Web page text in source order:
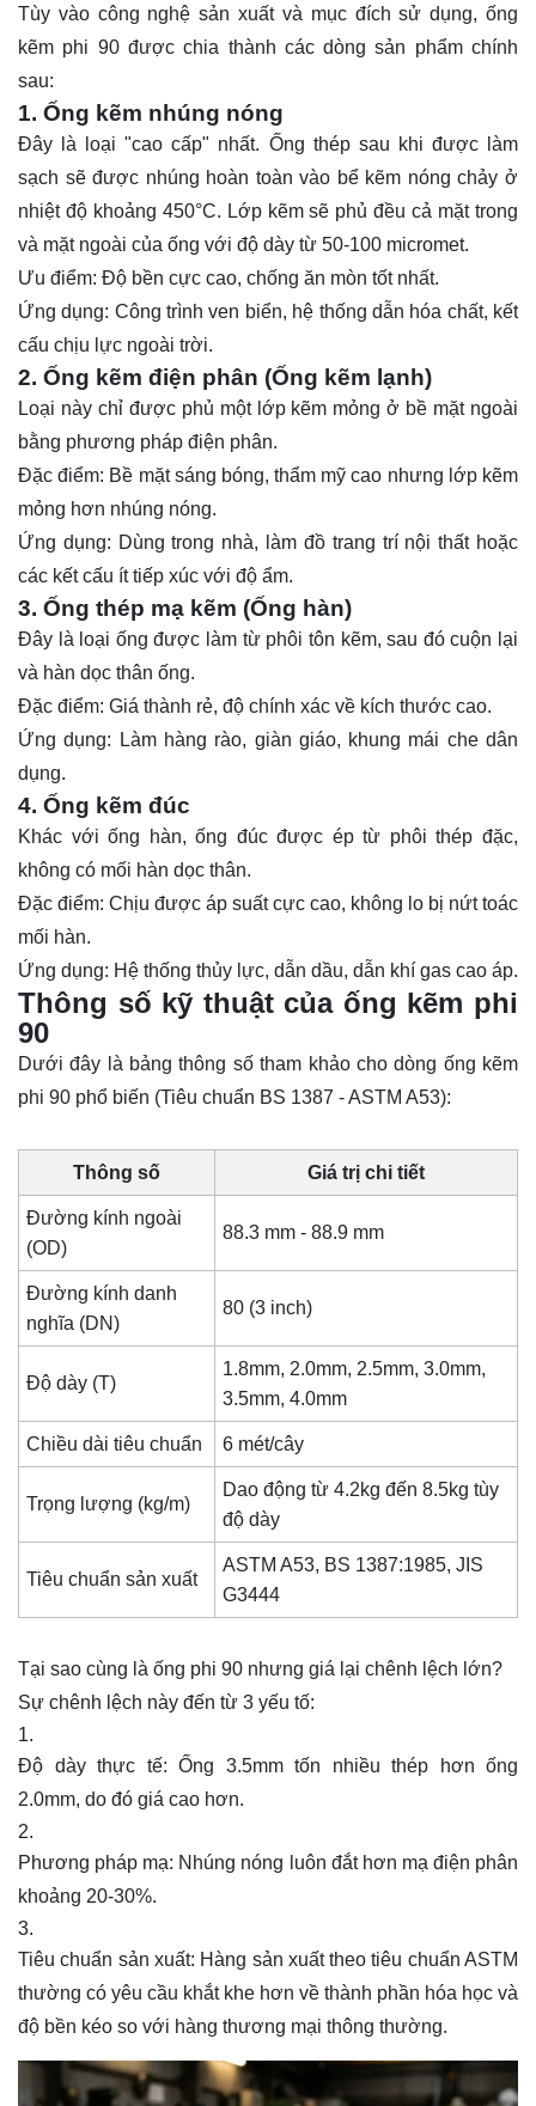
Tùy vào công nghệ sản xuất và mục đích sử dụng, ống
kẽm phi 90 được chia thành các dòng sản phẩm chính
sau:
1. Ống kẽm nhúng nóng
Đây là loại "cao cấp" nhất. Ống thép sau khi được làm
sạch sẽ được nhúng hoàn toàn vào bể kẽm nóng chảy ở
nhiệt độ khoảng 450°C. Lớp kẽm sẽ phủ đều cả mặt trong
và mặt ngoài của ống với độ dày từ 50-100 micromet.
Ưu điểm: Độ bền cực cao, chống ăn mòn tốt nhất.
Ứng dụng: Công trình ven biển, hệ thống dẫn hóa chất, kết
cấu chịu lực ngoài trời.
2. Ống kẽm điện phân (Ống kẽm lạnh)
Loại này chỉ được phủ một lớp kẽm mỏng ở bề mặt ngoài
bằng phương pháp điện phân.
Đặc điểm: Bề mặt sáng bóng, thẩm mỹ cao nhưng lớp kẽm
mỏng hơn nhúng nóng.
Ứng dụng: Dùng trong nhà, làm đồ trang trí nội thất hoặc
các kết cấu ít tiếp xúc với độ ẩm.
3. Ống thép mạ kẽm (Ống hàn)
Đây là loại ống được làm từ phôi tôn kẽm, sau đó cuộn lại
và hàn dọc thân ống.
Đặc điểm: Giá thành rẻ, độ chính xác về kích thước cao.
Ứng dụng: Làm hàng rào, giàn giáo, khung mái che dân
dụng.
4. Ống kẽm đúc
Khác với ống hàn, ống đúc được ép từ phôi thép đặc,
không có mối hàn dọc thân.
Đặc điểm: Chịu được áp suất cực cao, không lo bị nứt toác
mối hàn.
Ứng dụng: Hệ thống thủy lực, dẫn dầu, dẫn khí gas cao áp.
Thông số kỹ thuật của ống kẽm phi
90
Dưới đây là bảng thông số tham khảo cho dòng ống kẽm
phi 90 phổ biến (Tiêu chuẩn BS 1387 - ASTM A53):
Thông số Giá trị chi tiết
Đường kính ngoài
(OD)
88.3 mm - 88.9 mm
Đường kính danh
nghĩa (DN)
80 (3 inch)
Độ dày (T)
1.8mm, 2.0mm, 2.5mm, 3.0mm,
3.5mm, 4.0mm
Chiều dài tiêu chuẩn 6 mét/cây
Trọng lượng (kg/m)
Dao động từ 4.2kg đến 8.5kg tùy
độ dày
Tiêu chuẩn sản xuất
ASTM A53, BS 1387:1985,JIS
G3444
Tại sao cùng là ống phi 90 nhưng giá lại chênh lệch lớn?
Sự chênh lệch này đến từ 3 yếu tố:
Độ dày thực tế: Ống 3.5mm tốn nhiều thép hơn ống
2.0mm, do đó giá cao hơn.
Phương pháp mạ: Nhúng nóng luôn đắt hơn mạ điện phân
khoảng 20-30%.
Tiêu chuẩn sản xuất: Hàng sản xuất theo tiêu chuẩn ASTM
thường có yêu cầu khắt khe hơn về thành phần hóa học và
độ bền kéo so với hàng thương mại thông thường.